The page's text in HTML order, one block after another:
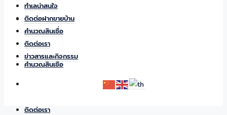
ติดต่อฝากขายบ้าน
คำนวณสินเชื่อ
ติดต่อเรา
ทำเลน่าสนใจ
ติดต่อฝากขายบ้าน
คำนวณสินเชื่อ
ติดต่อเรา
ข่าวสารและกิจกรรม